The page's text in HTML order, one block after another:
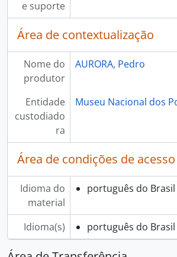
e suporte
Área de contextualização
Nome do
produtor
AURORA, Pedro
Entidade
custodiado
ra
Museu Nacional dos
Área de condições de
Idioma do
material
português do Brasil
Idioma(s) português do Brasil